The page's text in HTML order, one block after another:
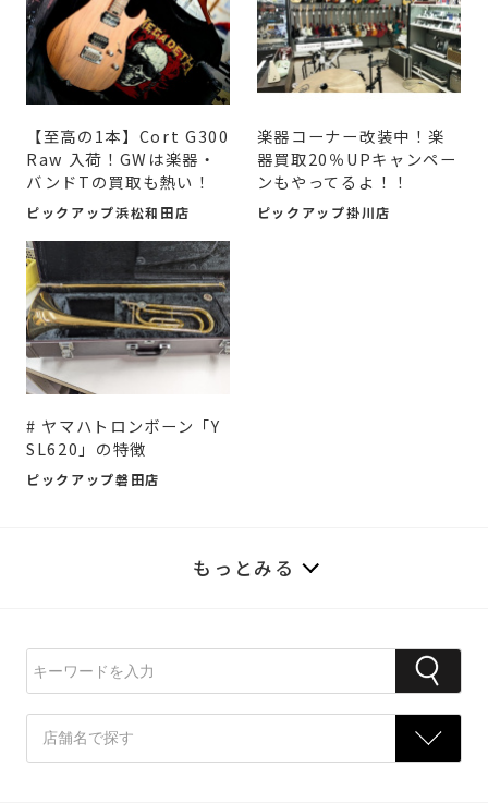
【至高の1本】Cort G300
Raw 入荷！GWは楽器・
バンドTの買取も熱い！
ピックアップ浜松和田店
楽器コーナー改装中！楽
器買取20％UPキャンペー
ンもやってるよ！！
ピックアップ掛川店
# ヤマハトロンボーン「Y
SL620」の特徴
ピックアップ磐田店
もっとみる